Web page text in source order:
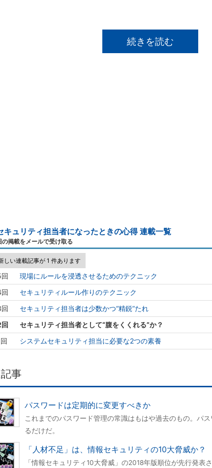
続きを読む
キュリティ担当者になったときの心得 連載一覧
の掲載をメールで受け取る
しい連載記事が 1 件あります
現場にルールを浸透させるためのテクニック
セキュリティルール作りのテクニック
セキュリティ担当者は少数かつ“精鋭”たれ
セキュリティ担当者として“腹をくくれる”か？
システムセキュリティ担当に必要な2つの素養
事
パスワードは定期的に変更すべきか
これまでのパスワード管理の常識はもはや過去のもの。パ
るだけだ。
「人材不足」は、情報セキュリティの10大脅威か？
「情報セキュリティ10大脅威」の2018年版順位が先行発表